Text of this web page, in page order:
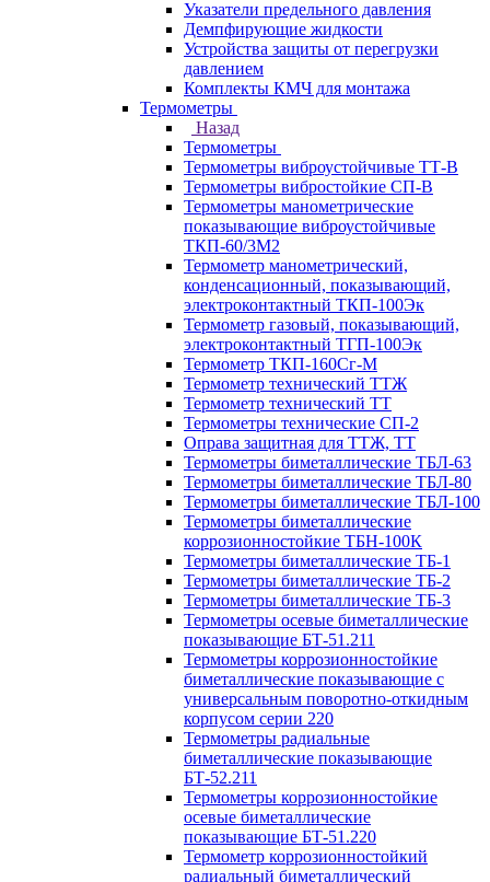
Указатели предельного давления
Демпфирующие жидкости
Устройства защиты от перегрузки
давлением
Комплекты КМЧ для монтажа
Термометры
Назад
Термометры
Термометры виброустойчивые ТТ-В
Термометры вибростойкие СП-В
Термометры манометрические
показывающие виброустойчивые
ТКП-60/3М2
Термометр манометрический,
конденсационный, показывающий,
электроконтактный ТКП-100Эк
Термометр газовый, показывающий,
электроконтактный ТГП-100Эк
Термометр ТКП-160Сг-М
Термометр технический ТТЖ
Термометр технический ТТ
Термометры технические СП-2
Оправа защитная для ТТЖ, ТТ
Термометры биметаллические ТБЛ-63
Термометры биметаллические ТБЛ-80
Термометры биметаллические ТБЛ-100
Термометры биметаллические
коррозионностойкие ТБН-100К
Термометры биметаллические ТБ-1
Термометры биметаллические ТБ-2
Термометры биметаллические ТБ-3
Термометры осевые биметаллические
показывающие БТ-51.211
Термометры коррозионностойкие
биметаллические показывающие с
универсальным поворотно-откидным
корпусом серии 220
Термометры радиальные
биметаллические показывающие
БТ-52.211
Термометры коррозионностойкие
осевые биметаллические
показывающие БТ-51.220
Термометр коррозионностойкий
радиальный биметаллический